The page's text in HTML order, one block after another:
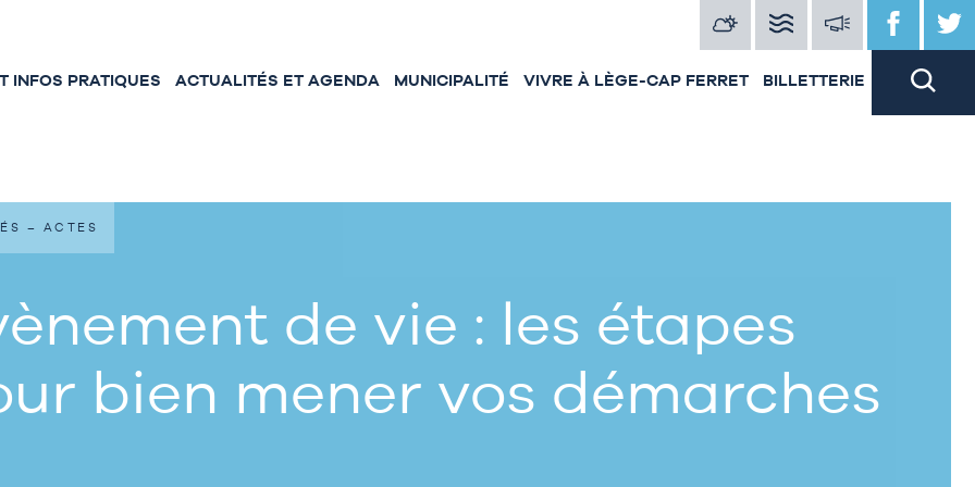
INFOS PRATIQUES ACTUALITÉS ET AGENDA MUNICIPALITÉ VIVRE À LÈGE-CAP FERRET BILLETTERIE
de vie : les étapes
bien mener vos démarches
– ACTES